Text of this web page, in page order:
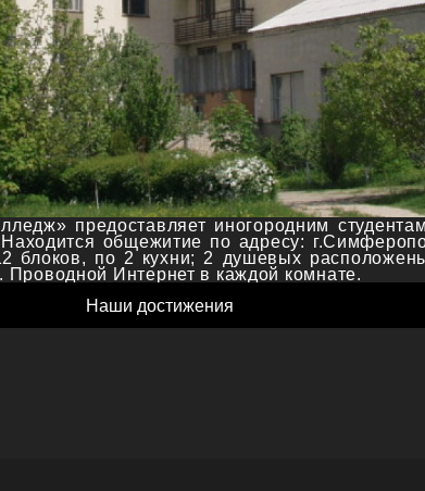
предоставляет иногородним
общежитие по адресу:
блоков, по 2 кухни; 2 душевых
Интернет в каждой комнате.
Наши достижения